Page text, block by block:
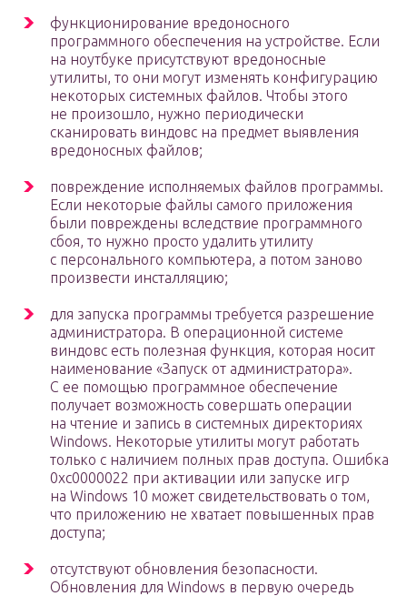
функционирование вредоносного
программного обеспечения на устройстве. Если
на ноутбуке присутствуют вредоносные
утилиты, то они могут изменять конфигурацию
некоторых системных файлов. Чтобы этого
не произошло, нужно периодически
сканировать виндовс на предмет выявления
вредоносных файлов;
повреждение исполняемых файлов программы.
Если некоторые файлы самого приложения
были повреждены вследствие программного
сбоя, то нужно просто удалить утилиту
с персонального компьютера, а потом заново
произвести инсталляцию;
для запуска программы требуется разрешение
администратора. В операционной системе
виндовс есть полезная функция, которая носит
наименование «Запуск от администратора».
С ее помощью программное обеспечение
получает возможность совершать операции
на чтение и запись в системных директориях
Windows. Некоторые утилиты могут работать
только с наличием полных прав доступа. Ошибка
0xc0000022 при активации или запуске игр
на Windows 10 может свидетельствовать о том,
что приложению не хватает повышенных прав
доступа;
отсутствуют обновления безопасности.
Обновления для Windows в первую очередь